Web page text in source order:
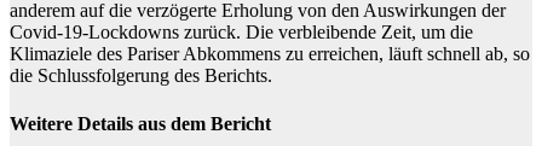
anderem auf die verzögerte Erholung von den Auswirkungen der
Covid-19-Lockdowns zurück. Die verbleibende Zeit, um die
Klimaziele des Pariser Abkommens zu erreichen, läuft schnell ab, so
die Schlussfolgerung des Berichts.
Weitere Details aus dem Bericht